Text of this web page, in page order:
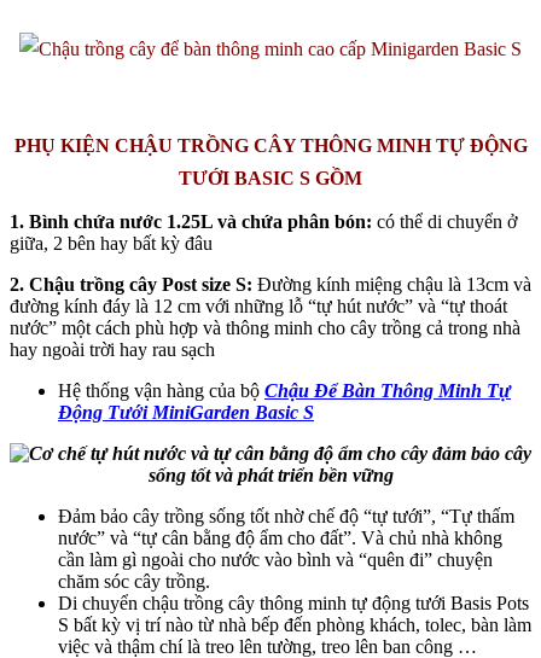
PHỤ KIỆN CHẬU TRỒNG CÂY THÔNG MINH TỰ ĐỘNG
TƯỚI BASIC S GỒM
1. Bình chứa nước 1.25L và chứa phân bón: có thể di chuyển ở
giữa, 2 bên hay bất kỳ đâu
2. Chậu trồng cây Post size S: Đường kính miệng chậu là 13cm và
đường kính đáy là 12 cm với những lỗ “tự hút nước” và “tự thoát
nước” một cách phù hợp và thông minh cho cây trồng cả trong nhà
hay ngoài trời hay rau sạch
Hệ thống vận hàng của bộ Chậu Để Bàn Thông Minh Tự
Động Tưới MiniGarden Basic S
Đảm bảo cây trồng sống tốt nhờ chế độ “tự tưới”, “Tự thấm
nước” và “tự cân bằng độ ẩm cho đất”. Và chủ nhà không
cần làm gì ngoài cho nước vào bình và “quên đi” chuyện
chăm sóc cây trồng.
Di chuyển chậu trồng cây thông minh tự động tưới Basis Pots
S bất kỳ vị trí nào từ nhà bếp đến phòng khách, tolec, bàn làm
việc và thậm chí là treo lên tường, treo lên ban công …